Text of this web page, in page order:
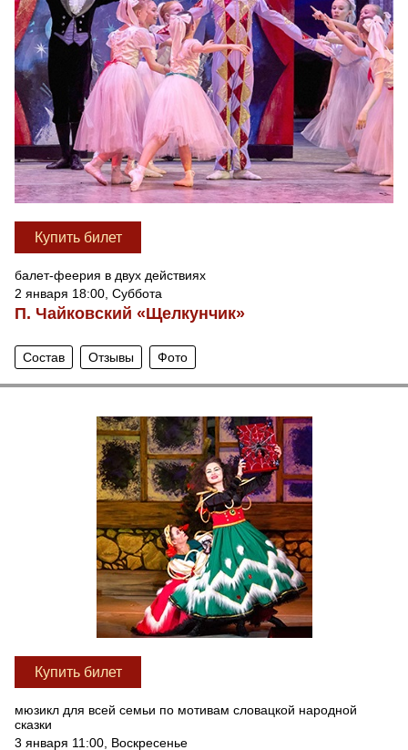
Купить билет
балет-феерия в двух действиях
2 января 18:00, Суббота
П. Чайковский «Щелкунчик»
Состав Отзывы Фото
Купить билет
мюзикл для всей семьи по мотивам словацкой народной
сказки
3 января 11:00, Воскресенье